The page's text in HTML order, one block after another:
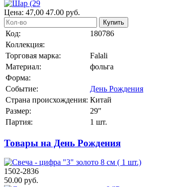
Цена: 47,00 47.00 руб.
Купить
Код:
180786
Коллекция:
Торговая марка:
Falali
Материал:
фольга
Форма:
Событие:
День Рождения
Страна происхождения: Китай
Размер:
29"
Партия:
1 шт.
Товары на День Рождения
1502-2836
50.00 руб.